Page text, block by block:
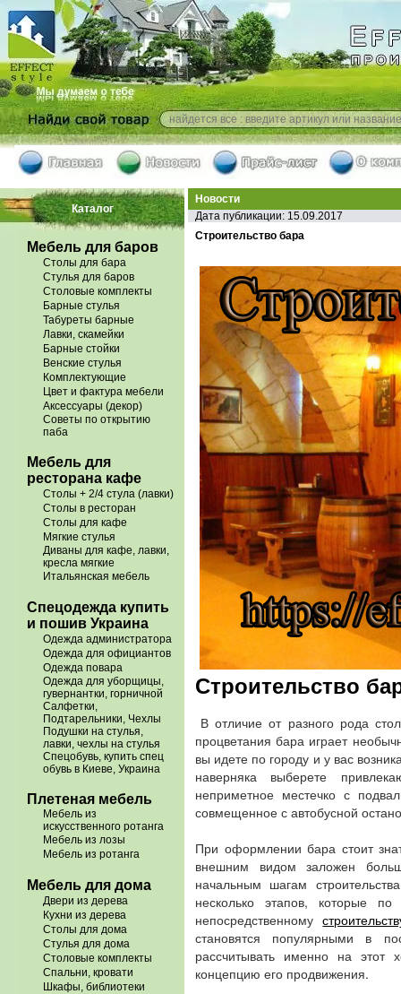
Каталог
Мебель для баров
Столы для бара
Стулья для баров
Столовые комплекты
Барные стулья
Табуреты барные
Лавки, скамейки
Барные стойки
Венские стулья
Комплектующие
Цвет и фактура мебели
Аксессуары (декор)
Советы по открытию
паба
Мебель для
ресторана кафе
Столы + 2/4 стула (лавки)
Столы в ресторан
Столы для кафе
Мягкие стулья
Диваны для кафе, лавки,
кресла мягкие
Итальянская мебель
Спецодежда купить
и пошив Украина
Одежда администратора
Одежда для официантов
Одежда повара
Одежда для уборщицы,
гувернантки, горничной
Салфетки,
Подтарельники, Чехлы
Подушки на стулья,
лавки, чехлы на стулья
Спецобувь, купить спец
обувь в Киеве, Украина
Плетеная мебель
Мебель из
искусственного ротанга
Мебель из лозы
Мебель из ротанга
Мебель для дома
Двери из дерева
Кухни из дерева
Столы для дома
Стулья для дома
Столовые комплекты
Спальни, кровати
Шкафы, библиотеки
Новости
Дата публикации: 15.09.2017
Строительство бара
Строительство
В отличие от разного рода
процветания бара играет
вы идете по городу и у вас
наверняка выберете
неприметное местечко с
совмещенное с автобусной
При оформлении бара стоит
внешним видом заложен
начальным шагам
несколько этапов, которые
непосредственному
становятся популярными в
рассчитывать именно на этот
концепцию его продвижения.